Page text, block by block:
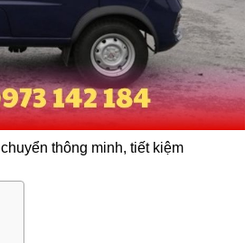
thông minh, tiết kiệm